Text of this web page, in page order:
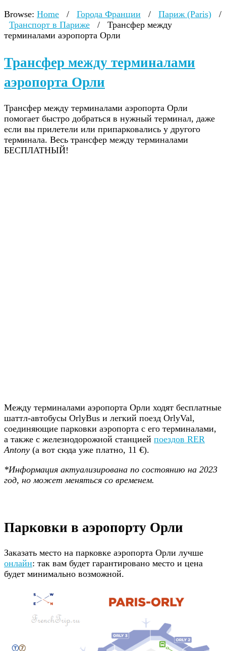
Browse: Home / Города Франции / Париж (Paris)
/
Транспорт в Париже
/
Трансфер между
терминалами аэропорта Орли
Трансфер между терминалами
аэропорта Орли
Трансфер между терминалами аэропорта Орли
помогает быстро добраться в нужный терминал, даже
если вы прилетели или припарковались у другого
терминала. Весь трансфер между терминалами
БЕСПЛАТНЫЙ!
Между терминалами аэропорта Орли ходят бесплатные
шаттл-автобусы OrlyBus и легкий поезд OrlyVal,
соединяющие парковки аэропорта с его терминалами,
а также с железнодорожной станцией поездов RER
Antony (а вот сюда уже платно, 11 €).
*Информация актуализирована по состоянию на 2023
год, но может меняться со временем.
Парковки в аэропорту Орли
Заказать место на парковке аэропорта Орли лучше
онлайн: так вам будет гарантировано место и цена
будет минимально возможной.